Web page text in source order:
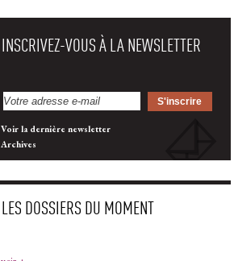
INSCRIVEZ-VOUS À LA NEWSLETTER
Voir la dernière newsletter
Archives
LES DOSSIERS DU MOMENT